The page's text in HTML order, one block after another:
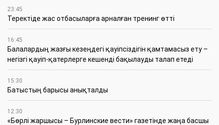
23:45
​Теректіде жас отбасыларға арналған тренинг өтті
16:45
Балалардың жазғы кезеңдегі қауіпсіздігін қамтамасыз ету –
негізгі қауіп-қатерлерге кешенді бақылауды талап етеді
15:30
Батыстың барысы анықталды
12:30
«Бөрлі жаршысы – Бурлинские вести» газетінде жаңа басшы